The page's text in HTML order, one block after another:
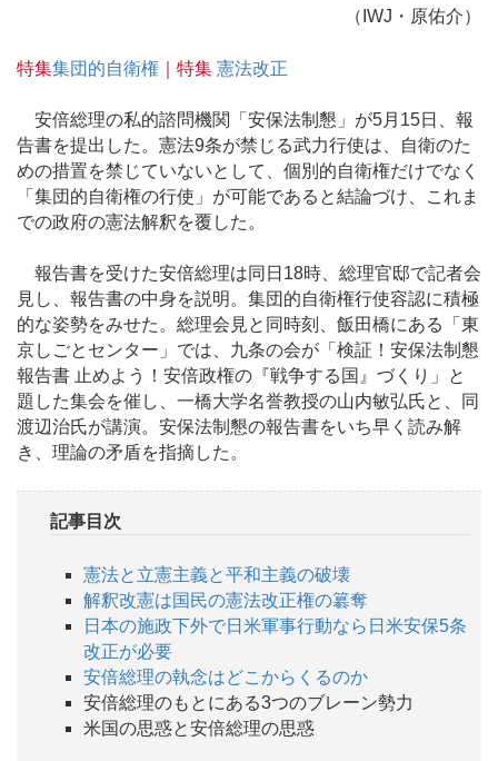
（IWJ・原佑介）
特集集団的自衛権 ｜特集 憲法改正
安倍総理の私的諮問機関「安保法制懇」が5月15日、報
告書を提出した。憲法9条が禁じる武力行使は、自衛のた
めの措置を禁じていないとして、個別的自衛権だけでなく
「集団的自衛権の行使」が可能であると結論づけ、これま
での政府の憲法解釈を覆した。
報告書を受けた安倍総理は同日18時、総理官邸で記者会
見し、報告書の中身を説明。集団的自衛権行使容認に積極
的な姿勢をみせた。総理会見と同時刻、飯田橋にある「東
京しごとセンター」では、九条の会が「検証！安保法制懇
報告書 止めよう！安倍政権の『戦争する国』づくり」と
題した集会を催し、一橋大学名誉教授の山内敏弘氏と、同
渡辺治氏が講演。安保法制懇の報告書をいち早く読み解
き、理論の矛盾を指摘した。
記事目次
憲法と立憲主義と平和主義の破壊
解釈改憲は国民の憲法改正権の簒奪
日本の施政下外で日米軍事行動なら日米安保5条
改正が必要
安倍総理の執念はどこからくるのか
安倍総理のもとにある3つのブレーン勢力
米国の思惑と安倍総理の思惑